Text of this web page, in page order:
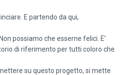
E partendo da qui,
possiamo che esserne felici. E’
di riferimento per tutti coloro che
su questo progetto, si mette